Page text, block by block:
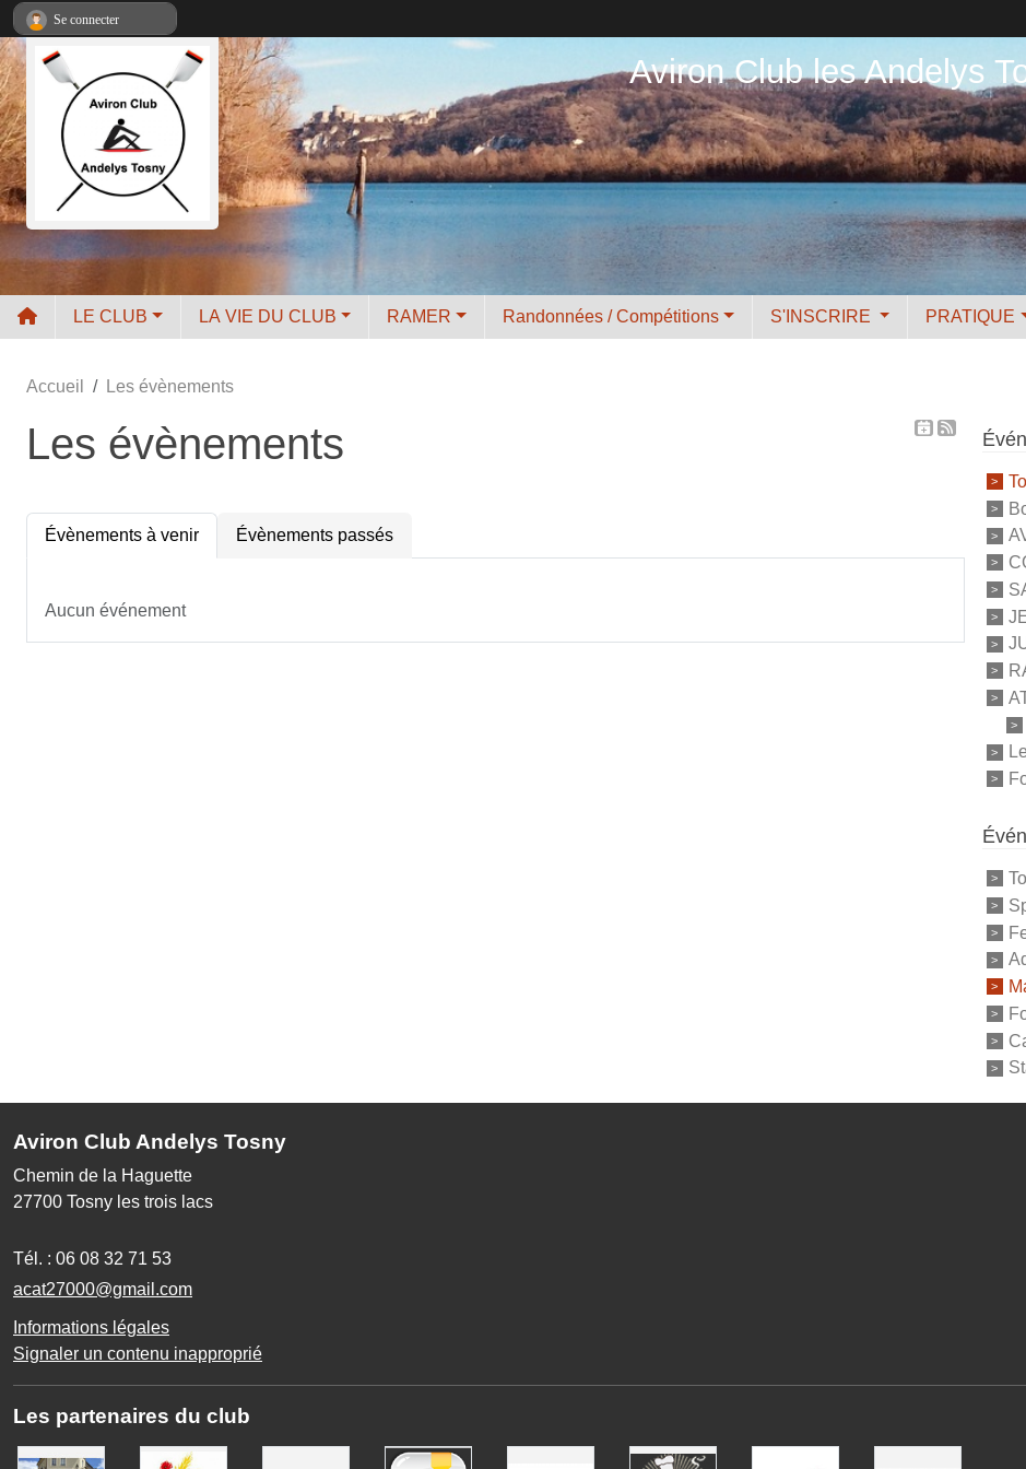
Aviron Club les Andelys
LE CLUB LA VIE DU CLUB RAMER Randonnées / Compétitions S'INSCRIRE PRATIQUE
Accueil Les évènements
Les évènements
Évènements à venir Évènements passés
Aucun événement
Aviron Club Andelys Tosny
Chemin de la Haguette
27700 Tosny les trois lacs
Tél. : 06 08 32 71 53
acat27000@gmail.com
Informations légales
Signaler un contenu inapproprié
Les partenaires du club
Se connecter
Panneau de gestion des cookies